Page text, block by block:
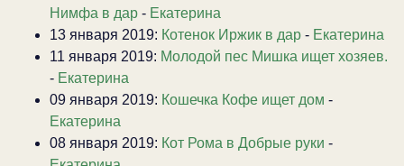
Нимфа в дар - Екатерина
13 января 2019: Котенок Иржик в дар - Екатерина
11 января 2019: Молодой пес Мишка ищет хозяев.
- Екатерина
09 января 2019: Кошечка Кофе ищет дом -
Екатерина
08 января 2019: Кот Рома в Добрые руки -